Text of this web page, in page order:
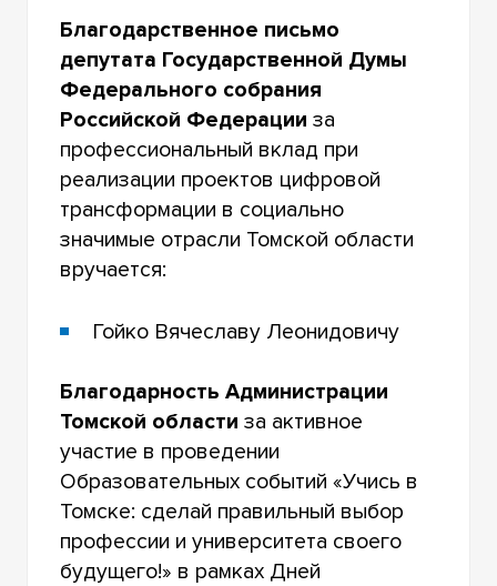
Благодарственное письмо
депутата Государственной Думы
Федерального собрания
Российской Федерации за
профессиональный вклад при
реализации проектов цифровой
трансформации в социально
значимые отрасли Томской области
вручается:
Гойко Вячеславу Леонидовичу
Благодарность Администрации
Томской области за активное
участие в проведении
Образовательных событий «Учись в
Томске: сделай правильный выбор
профессии и университета своего
будущего!» в рамках Дней